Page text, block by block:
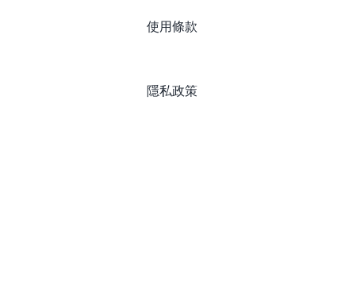
使用條款
隱私政策